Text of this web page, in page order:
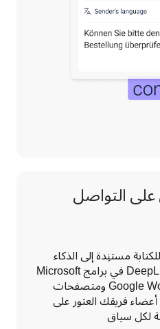
التواصل
مستنِدة إلى الذكاء
الاصطناعي من DeepL في برامج Microsoft
365 وGoogle Workspace ومتصفحات
فريقك العثور على
لكل سياق